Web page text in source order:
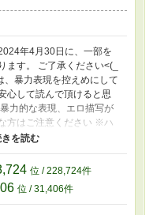
年4月30日に、一部を
ます。 ご了承ください<(_
、暴力表現を控えめにして
心して読んで頂けると思
力的な表現、エロ描写が
方はご注意ください ※ハ
交互に変わるため、タイ
に、ママは天国へ行って
になり、食堂を営む伯父
、従姉妹と伯母にバカと
。 天使のように純粋な心
位 / 228,724件
位 / 31,406件